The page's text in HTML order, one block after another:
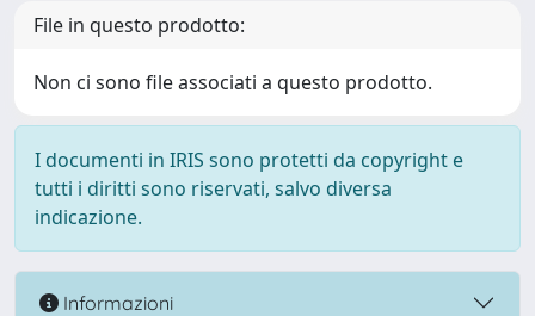
File in questo prodotto:
Non ci sono file associati a questo prodotto.
I documenti in IRIS sono protetti da copyright e
tutti i diritti sono riservati, salvo diversa
indicazione.
Informazioni